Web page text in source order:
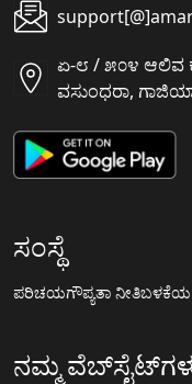
ಏ-೮ / ೫೦೪ ಆಲಿವ
ವಸುಂಧರಾ,
ಸಂಸ್ಥೆ
ಪರಿಚಯಗೌಪ್ಯತಾ ನೀತಿ
ನಮ್ಮ